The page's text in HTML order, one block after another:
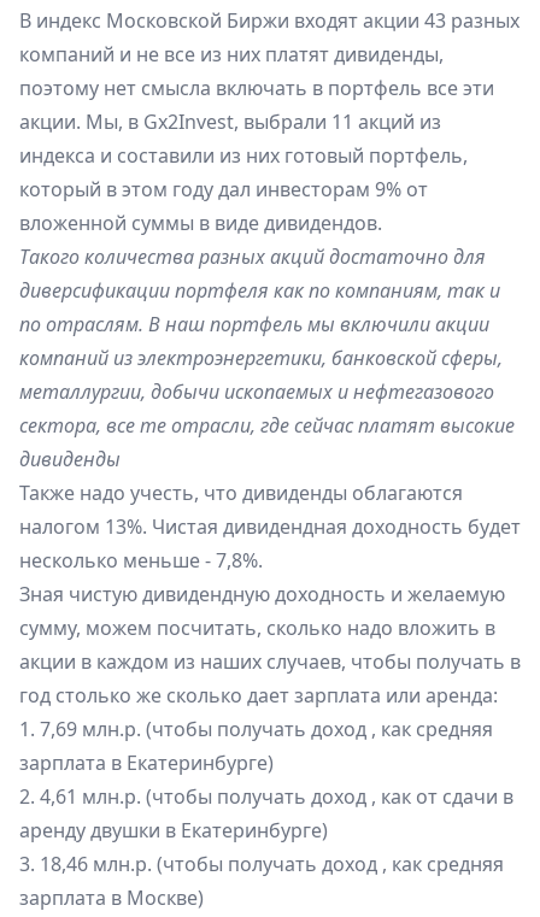
В индекс Московской Биржи входят акции 43 разных
компаний и не все из них платят дивиденды,
поэтому нет смысла включать в портфель все эти
акции. Мы, в Gx2Invest, выбрали 11 акций из
индекса и составили из них готовый портфель,
который в этом году дал инвесторам 9% от
вложенной суммы в виде дивидендов.
Такого количества разных акций достаточно для
диверсификации портфеля как по компаниям, так и
по отраслям. В наш портфель мы включили акции
компаний из электроэнергетики, банковской сферы,
металлургии, добычи ископаемых и нефтегазового
сектора, все те отрасли, где сейчас платят высокие
дивиденды
Также надо учесть, что дивиденды облагаются
налогом 13%. Чистая дивидендная доходность будет
несколько меньше - 7,8%.
Зная чистую дивидендную доходность и желаемую
сумму, можем посчитать, сколько надо вложить в
акции в каждом из наших случаев, чтобы получать в
год столько же сколько дает зарплата или аренда:
1. 7,69 млн.р. (чтобы получать доход , как средняя
зарплата в Екатеринбурге)
2. 4,61 млн.р. (чтобы получать доход , как от сдачи в
аренду двушки в Екатеринбурге)
3. 18,46 млн.р. (чтобы получать доход , как средняя
зарплата в Москве)